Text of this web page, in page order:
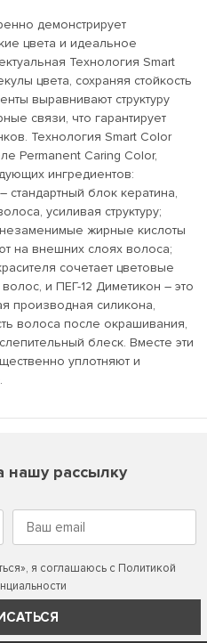
демонстрирует
цвета и идеальное
Технология Smart
цвета, сохраняя стойкость
выравнивают структуру
связи, что гарантирует
Технология Smart Color
Permanent Caring Color,
ингредиентов:
блок кератина,
усиливая структуру;
жирные кислоты
внешних слоях волоса;
сочетает цветовые
и ПЕГ-12 Диметикон – это
производная силикона,
волоса после окрашивания,
блеск. Вместе эти
уплотняют и
нашу рассылку
я соглашаюсь с Политикой